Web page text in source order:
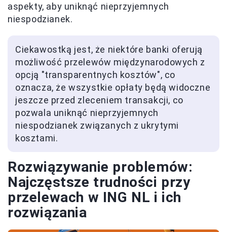
aspekty, aby uniknąć nieprzyjemnych
niespodzianek.
Ciekawostką jest, że niektóre banki oferują
możliwość przelewów międzynarodowych z
opcją "transparentnych kosztów", co
oznacza, że wszystkie opłaty będą widoczne
jeszcze przed zleceniem transakcji, co
pozwala uniknąć nieprzyjemnych
niespodzianek związanych z ukrytymi
kosztami.
Rozwiązywanie problemów:
Najczęstsze trudności przy
przelewach w ING NL i ich
rozwiązania